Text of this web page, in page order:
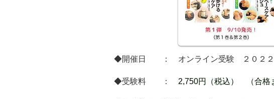
◆開催日 ： オンライン受験 ２０２２年
​◆受験料 ： 2,750円（税込） （合格